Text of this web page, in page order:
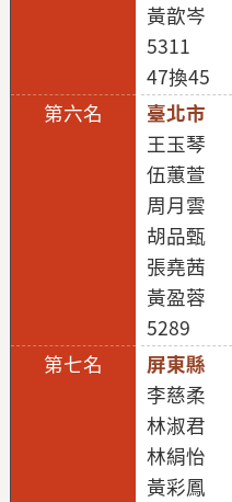
黃歆岑
5311
47換45
臺北市
王玉琴
伍蕙萱
周月雲
胡品甄
張堯茜
黃盈蓉
5289
屏東縣
李慈柔
林淑君
林絹怡
黃彩鳳